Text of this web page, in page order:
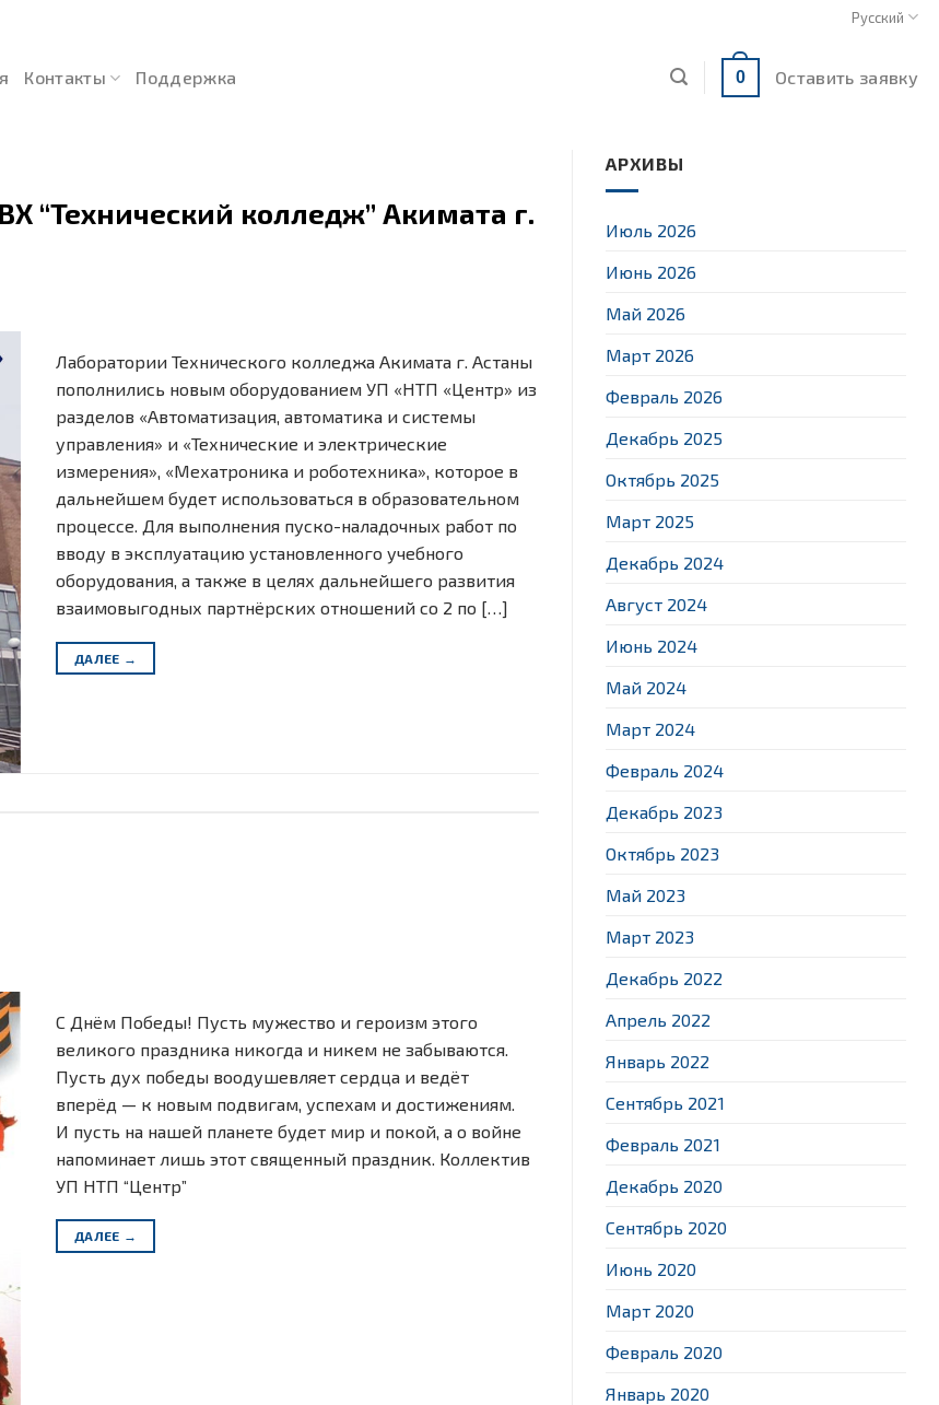
Русский
Контакты Поддержка 0 Оставить заявку
“Технический колледж” Акимата г.
Лаборатории Технического колледжа Акимата г. Астаны
пополнились новым оборудованием УП «НТП «Центр» из
разделов «Автоматизация, автоматика и системы
управления» и «Технические и электрические
измерения», «Мехатроника и роботехника», которое в
дальнейшем будет использоваться в образовательном
процессе. Для выполнения пуско-наладочных работ по
вводу в эксплуатацию установленного учебного
оборудования, а также в целях дальнейшего развития
взаимовыгодных партнёрских отношений со 2 по […]
ДАЛЕЕ →
С Днём Победы! Пусть мужество и героизм этого
великого праздника никогда и никем не забываются.
Пусть дух победы воодушевляет сердца и ведёт
вперёд — к новым подвигам, успехам и достижениям.
И пусть на нашей планете будет мир и покой, а о войне
напоминает лишь этот священный праздник. Коллектив
УП НТП “Центр”
ДАЛЕЕ →
АРХИВЫ
Июль 2026
Июнь 2026
Май 2026
Март 2026
Февраль 2026
Декабрь 2025
Октябрь 2025
Март 2025
Декабрь 2024
Август 2024
Июнь 2024
Май 2024
Март 2024
Февраль 2024
Декабрь 2023
Октябрь 2023
Май 2023
Март 2023
Декабрь 2022
Апрель 2022
Январь 2022
Сентябрь 2021
Февраль 2021
Декабрь 2020
Сентябрь 2020
Июнь 2020
Март 2020
Февраль 2020
Январь 2020